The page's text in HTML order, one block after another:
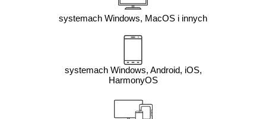
systemach Windows, MacOS i innych
systemach Windows, Android, iOS,
HarmonyOS